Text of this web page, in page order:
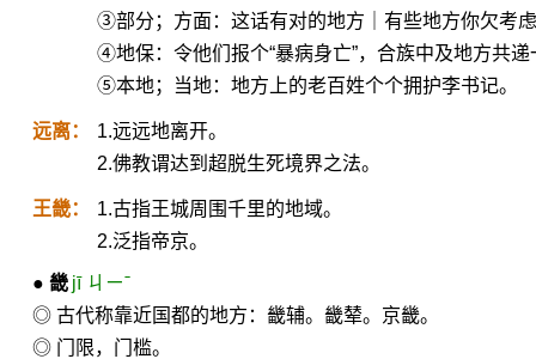
③部分；方面：这话有对的地方｜有些地方你欠考
④地保：令他们报个“暴病身亡”，合族中及地方共递
⑤本地；当地：地方上的老百姓个个拥护李书记。
远离：
1.远远地离开。
2.佛教谓达到超脱生死境界之法。
王畿：
1.古指王城周围千里的地域。
2.泛指帝京。
● 畿 jī ㄐㄧˉ
◎ 古代称靠近国都的地方：畿辅。畿辇。京畿。
◎ 门限，门槛。